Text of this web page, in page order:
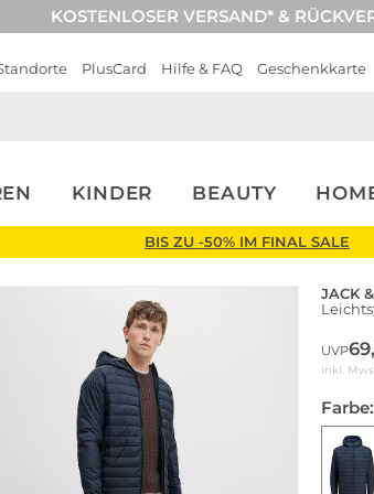
KOSTENLOSER VERSAND* &
PlusCard Hilfe & FAQ Geschenkkarte
KINDER BEAUTY
BIS ZU -50% IM FINAL SALE
JACK
UVP
inkl.
Farbe: